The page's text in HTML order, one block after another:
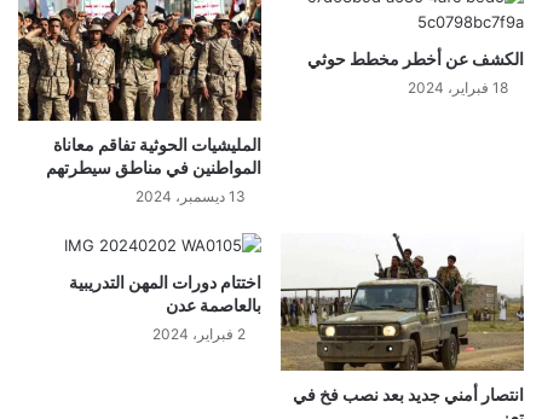
الكشف عن أخطر مخطط حوثي
18 فبراير، 2024
المليشيات الحوثية تفاقم معاناة
المواطنين في مناطق سيطرتهم
13 ديسمبر، 2024
انتصار أمني جديد بعد نصب فخ في
اختتام دورات المهن التدريبية
بالعاصمة عدن
2 فبراير، 2024